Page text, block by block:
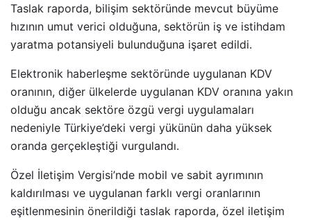
Taslak raporda, bilişim sektöründe mevcut büyüme
hızının umut verici olduğuna, sektörün iş ve istihdam
yaratma potansiyeli bulunduğuna işaret edildi.
Elektronik haberleşme sektöründe uygulanan KDV
oranının, diğer ülkelerde uygulanan KDV oranına yakın
olduğu ancak sektöre özgü vergi uygulamaları
nedeniyle Türkiye’deki vergi yükünün daha yüksek
oranda gerçekleştiği vurgulandı.
Özel İletişim Vergisi’nde mobil ve sabit ayrımının
kaldırılması ve uygulanan farklı vergi oranlarının
eşitlenmesinin önerildiği taslak raporda, özel iletişim